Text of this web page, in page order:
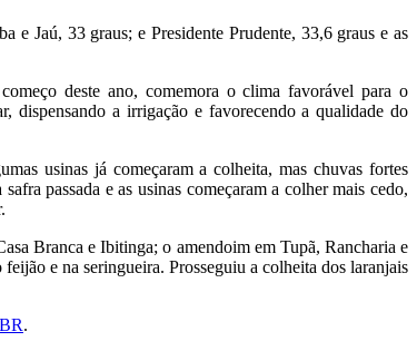
e Jaú, 33 graus; e Presidente Prudente, 33,6 graus e as
deste ano, comemora o clima favorável para o
dispensando a irrigação e favorecendo a qualidade do
usinas já começaram a colheita, mas chuvas fortes
passada e as usinas começaram a colher mais cedo,
Branca e Ibitinga; o amendoim em Tupã, Rancharia e
e na seringueira. Prosseguiu a colheita dos laranjais
.